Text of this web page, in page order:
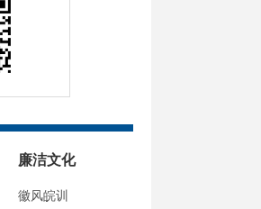
廉洁文化
徽风皖训